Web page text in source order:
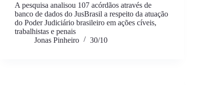
A pesquisa analisou 107 acórdãos através de
banco de dados do JusBrasil a respeito da atuação
do Poder Judiciário brasileiro em ações cíveis,
trabalhistas e penais
Jonas Pinheiro
30/10